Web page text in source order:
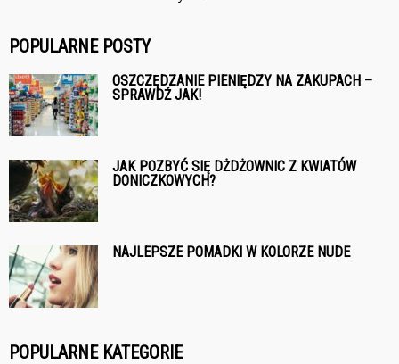
POPULARNE POSTY
OSZCZĘDZANIE PIENIĘDZY NA ZAKUPACH –
SPRAWDŹ JAK!
JAK POZBYĆ SIĘ DŻDŻOWNIC Z KWIATÓW
DONICZKOWYCH?
NAJLEPSZE POMADKI W KOLORZE NUDE
POPULARNE KATEGORIE